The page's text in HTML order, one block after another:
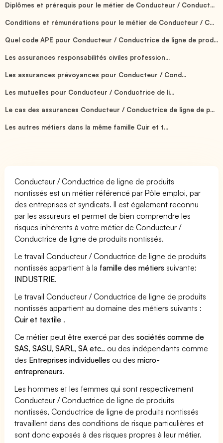
Diplômes et prérequis pour le métier de Conducteur / Conduct...
Conditions et rémunérations pour le métier de Conducteur / C...
Quel code APE pour Conducteur / Conductrice de ligne de prod...
Les assurances responsabilités civiles profession...
Les assurances prévoyances pour Conducteur / Cond...
Les mutuelles pour Conducteur / Conductrice de li...
Le cas des assurances Conducteur / Conductrice de ligne de p...
Les autres métiers dans la même famille Cuir et t...
Conducteur / Conductrice de ligne de produits
nontissés est un métier référencé par Pôle emploi, par
des entreprises et syndicats. Il est également reconnu
par les assureurs et permet de bien comprendre les
risques inhérents à votre métier de Conducteur /
Conductrice de ligne de produits nontissés.
Le travail Conducteur / Conductrice de ligne de produits
nontissés appartient à la famille des métiers suivante:
INDUSTRIE.
Le travail Conducteur / Conductrice de ligne de produits
nontissés appartient au domaine des métiers suivants :
Cuir et textile .
Ce métier peut être exercé par dessociétés comme de
SAS, SASU, SARL, SA etc.. ou des indépendants comme
des Entreprises individuelles ou desmicro-
entrepreneurs.
Les hommes et les femmes qui sont respectivement
Conducteur / Conductrice de ligne de produits
nontissés, Conductrice de ligne de produits nontissés
travaillent dans des conditions de risque particulières et
sont donc exposés à des risques propres à leur métier.